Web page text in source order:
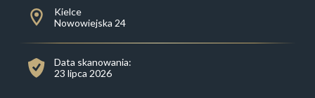
Kielce
Nowowiejska 24
Data skanowania:
23 lipca 2026